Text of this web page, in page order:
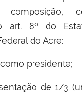
composição,
art. 8º do
do Acre:
presidente;
de 1/3